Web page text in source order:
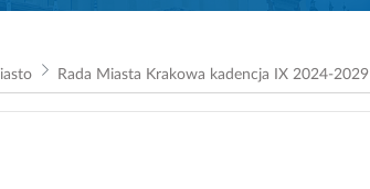
Rada Miasta Krakowa kadencja IX 2024-2029